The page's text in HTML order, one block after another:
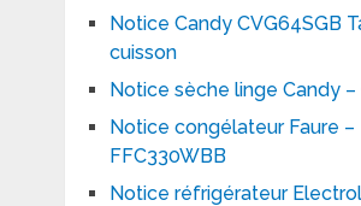
Notice Candy CVG64SGB
cuisson
Notice sèche linge Candy –
Notice congélateur Faure –
FFC330WBB
Notice réfrigérateur